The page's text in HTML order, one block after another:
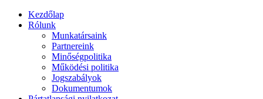
Kezdőlap
Rólunk
Munkatársaink
Partnereink
Minőségpolitika
Működési politika
Jogszabályok
Dokumentumok